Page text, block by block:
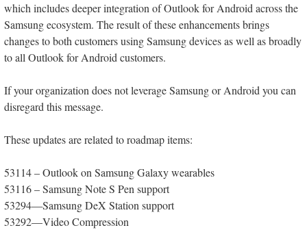
which includes deeper integration of Outlook for Android across the
Samsung ecosystem. The result of these enhancements brings
changes to both customers using Samsung devices as well as broadly
to all Outlook for Android customers.
If your organization does not leverage Samsung or Android you can
disregard this message.
These updates are related to roadmap items:
53114 – Outlook on Samsung Galaxy wearables
53116 – Samsung Note S Pen support
53294—Samsung DeX Station support
53292—Video Compression